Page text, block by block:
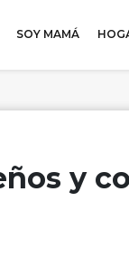
SOY MAMÁ
y